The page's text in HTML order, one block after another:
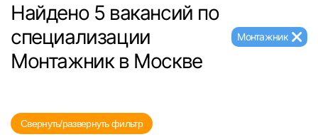
Екатеринбург
Саратов
Найдено 5 вакансий по
специализации
Монтажник в Москве
Монтажник
Свернуть/развернуть фильтр